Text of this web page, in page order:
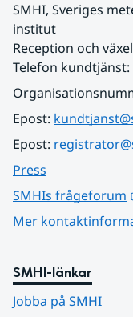
SMHI, Sveriges
institut
Reception och
Telefon kundtjänst:
Epost:
Epost:
Press
SMHIs frågeforum
Mer
SMHI-länkar
Jobba på SMHI